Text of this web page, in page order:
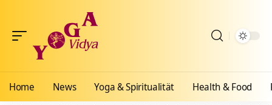
Home News Yoga & Spiritualität Health & Food